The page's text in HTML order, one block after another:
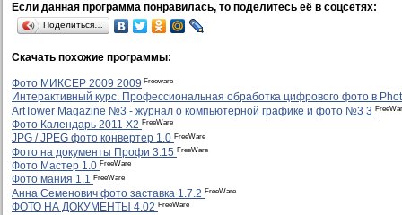
Если данная программа понравилась, то поделитесь её в соцсетях:
Поделиться…
Скачать похожие программы:
Фото МИКСЕР 2009 2009 Freeware
Интерактивный курс. Профессиональная обработка цифрового фото в
ArtTower Magazine №3 - журнал о компьютерной графике и фото №3 3
Фото Календарь 2011 X2 FreeWare
JPG / JPEG фото конвертер 1.0 FreeWare
Фото на документы Профи 3.15 FreeWare
Фото Мастер 1.0 FreeWare
Фото мания 1.1 FreeWare
Анна Семенович фото заставка 1.7.2 FreeWare
ФОТО НА ДОКУМЕНТЫ 4.02 FreeWare